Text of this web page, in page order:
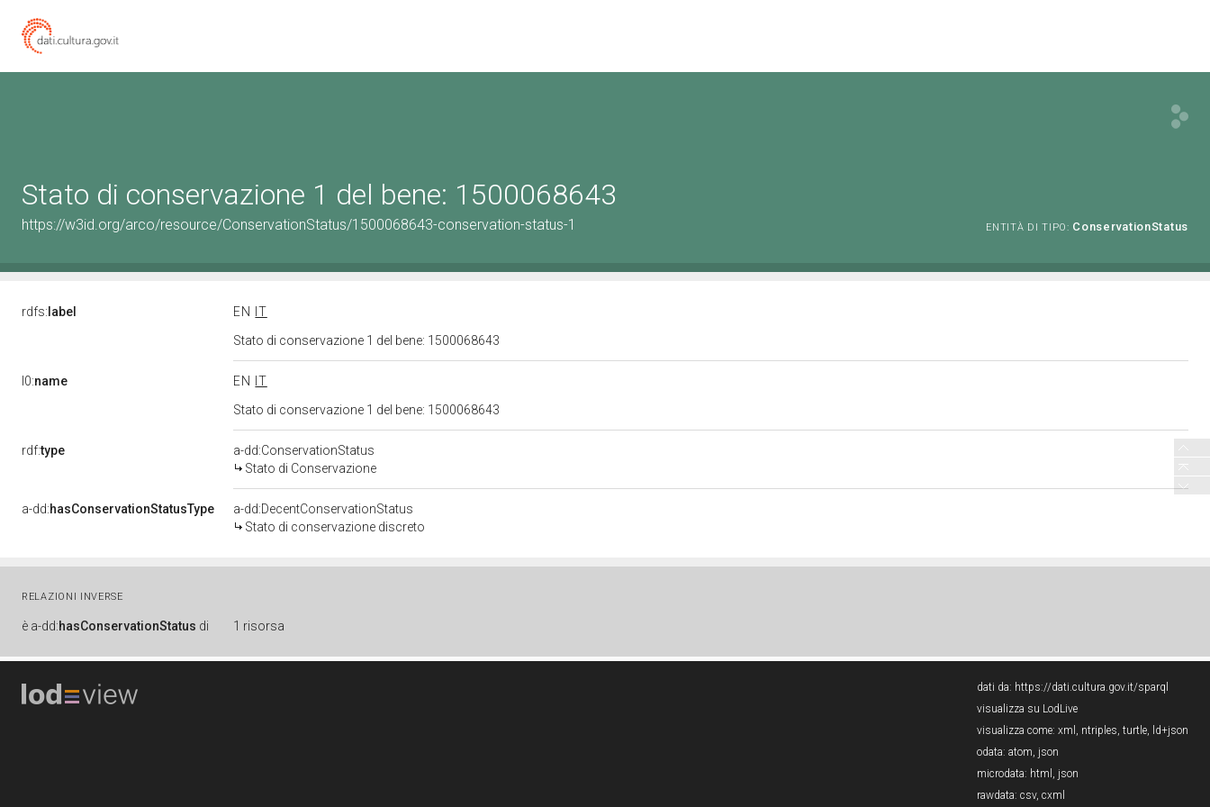
Stato di conservazione 1 del bene: 1500068643
https://w3id.org/arco/resource/ConservationStatus/1500068643-conservation-status-1 ENTITÀ DI TIPO: ConservationStatus
rdfs: label EN
IT
Stato di conservazione 1 del bene: 1500068643
l0:name EN
IT
Stato di conservazione 1 del bene: 1500068643
rdf:type
a-dd:ConservationStatus
Stato di Conservazione
a-dd:hasConservationStatusType
a-dd:DecentConservationStatus
Stato di conservazione discreto
RELAZIONI INVERSE
è a-dd:hasConservationStatus di 1 risorsa
dati da: https://dati.cultura.gov.it/sparql
visualizza su LodLive
visualizza come: xml , ntriples, turtle, ld+json
odata: atom, json
microdata: html , json
rawdata: csv, cxml